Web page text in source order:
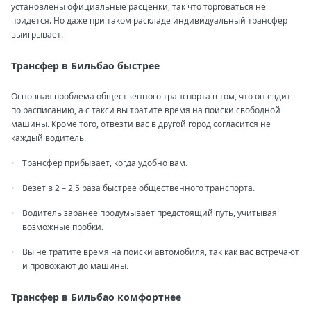
установлены официальные расценки, так что торговаться не
придется. Но даже при таком раскладе индивидуальный трансфер
выигрывает.
Трансфер в Бильбао быстрее
Основная проблема общественного транспорта в том, что он ездит
по расписанию, а с такси вы тратите время на поиски свободной
машины. Кроме того, отвезти вас в другой город согласится не
каждый водитель.
Трансфер прибывает, когда удобно вам.
Везет в 2 – 2,5 раза быстрее общественного транспорта.
Водитель заранее продумывает предстоящий путь, учитывая
возможные пробки.
Вы не тратите время на поиски автомобиля, так как вас встречают
и провожают до машины.
Трансфер в Бильбао комфортнее